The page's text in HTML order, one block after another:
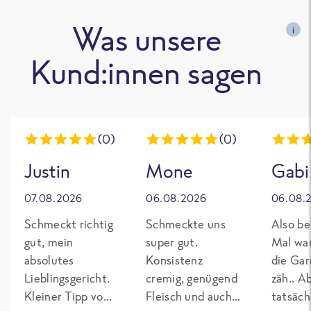
Was unsere
Kund:innen sagen
i
(0)
Justin
07.08.2026
Schmeckt richtig
gut, mein
absolutes
Lieblingsgericht.
Kleiner Tipp von
(0)
Mone
06.08.2026
Schmeckte uns
super gut.
Konsistenz
cremig, genügend
Fleisch und auch
Gabi
Also
Mal
die
zäh..